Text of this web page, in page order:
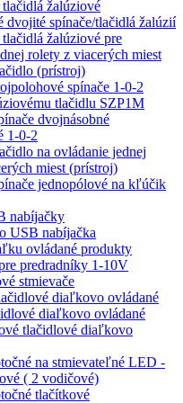
tlačidlá žalúziové
dvojité spínače/tlačidlá žalúzií
tlačidlá žalúziové pre
rolety z viacerých miest
(prístroj)
spínače 1-0-2
tlačidlu SZP1M
dvojnásobné
1-0-2
na ovládanie jednej
miest (prístroj)
jednopólové na kľúčik
nabíjačky
USB nabíjačka
ovládané produkty
predradníky 1-10V
stmievače
diaľkovo ovládané
diaľkovo ovládané
tlačidlové diaľkovo
na stmievateľné LED -
( 2 vodičové)
tlačítkové